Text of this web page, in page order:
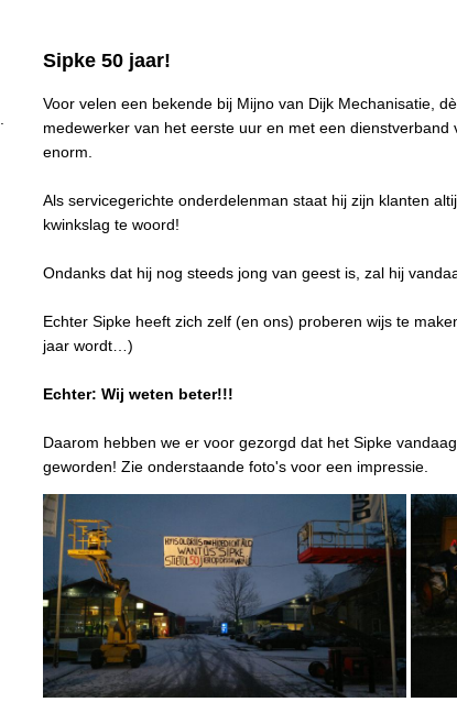
Sipke 50 jaar!
Voor velen een bekende bij Mijno van Dijk Mechanisatie,
medewerker van het eerste uur en met een
enorm.
Als servicegerichte onderdelenman staat hij zijn klanten
kwinkslag te woord!
Ondanks dat hij nog steeds jong van geest is, zal hij
Echter Sipke heeft zich zelf (en ons) proberen wijs te
jaar wordt…)
Echter: Wij weten beter!!!
Daarom hebben we er voor gezorgd dat het Sipke
geworden! Zie onderstaande foto's voor een impressie.